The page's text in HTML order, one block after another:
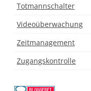
Totmannschalter
Videoüberwachung
Zeitmanagement
Zugangskontrolle